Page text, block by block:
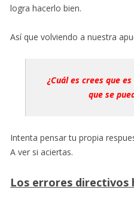
logra hacerlo bien.
Así que volviendo a nuestra
¿Cuál es crees que
que se
Intenta pensar tu propia
A ver si aciertas.
Los errores directivos